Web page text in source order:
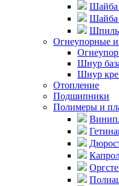
Шайба
Шайба
Огнеупорные
Шнур
Шнур
Отопление
Подшипники
Полимеры и